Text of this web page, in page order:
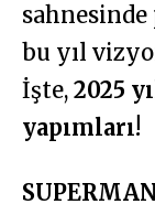
bu yıl
İşte, 2025
yapımları!